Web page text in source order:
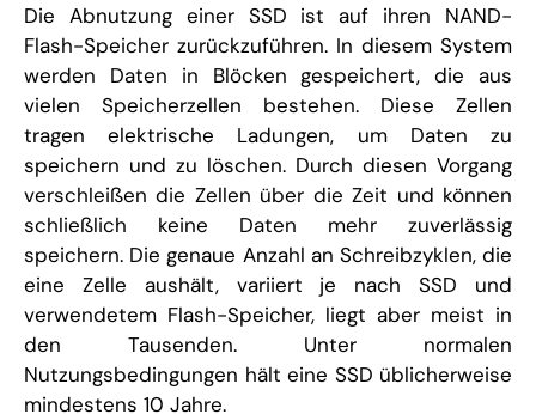
Die Abnutzung einer SSD ist auf ihren NAND-
Flash-Speicher zurückzuführen. In diesem System
werden Daten in Blöcken gespeichert, die aus
vielen Speicherzellen bestehen. Diese Zellen
tragen elektrische Ladungen, um Daten zu
speichern und zu löschen. Durch diesen Vorgang
verschleißen die Zellen über die Zeit und können
schließlich keine Daten mehr zuverlässig
speichern. Die genaue Anzahl an Schreibzyklen, die
eine Zelle aushält, variiert je nach SSD und
verwendetem Flash-Speicher, liegt aber meist in
den Tausenden. Unter normalen
Nutzungsbedingungen hält eine SSD üblicherweise
mindestens 10 Jahre.